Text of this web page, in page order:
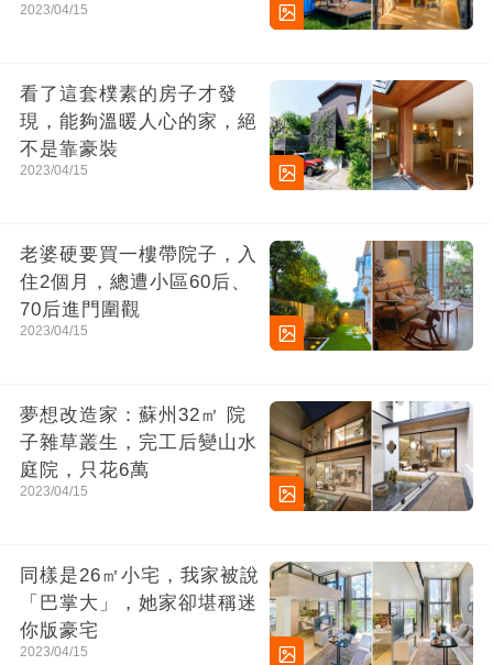
2023/04/15
看了這套樸素的房子才發
現，能夠溫暖人心的家，絕
不是靠豪裝
2023/04/15
老婆硬要買一樓帶院子，入
住2個月，總遭小區60后、
70后進門圍觀
2023/04/15
夢想改造家：蘇州32㎡ 院
子雜草叢生，完工后變山水
庭院，只花6萬
2023/04/15
同樣是26㎡小宅，我家被說
「巴掌大」，她家卻堪稱迷
你版豪宅
2023/04/15